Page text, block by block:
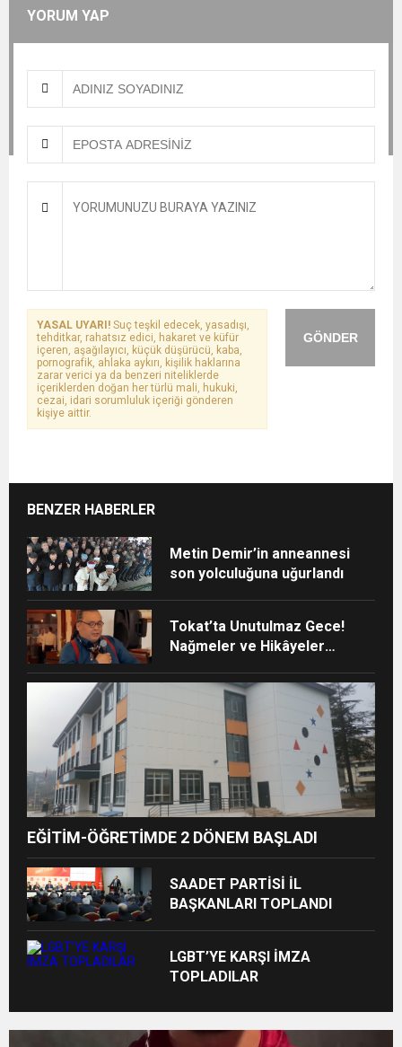
YORUM YAP
GÖNDER
YASAL UYARI! Suç teşkil edecek, yasadışı,
tehditkar, rahatsız edici, hakaret ve küfür
içeren, aşağılayıcı, küçük düşürücü, kaba,
pornografik, ahlaka aykırı, kişilik haklarına
zarar verici ya da benzeri niteliklerde
içeriklerden doğan her türlü mali, hukuki,
cezai, idari sorumluluk içeriği gönderen
kişiye aittir.
BENZER HABERLER
Metin Demir’in anneannesi
son yolculuğuna uğurlandı
Tokat’ta Unutulmaz Gece!
Nağmeler ve Hikâyeler
EĞİTİM-ÖĞRETİMDE 2 DÖNEM BAŞLADI
SAADET PARTİSİ İL
BAŞKANLARI TOPLANDI
LGBT’YE KARŞI İMZA
TOPLADILAR